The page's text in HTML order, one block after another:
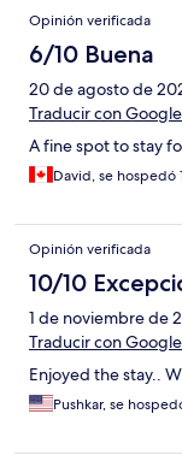
Opinión verificada
6/10 Buena
20 de agosto de
Traducir con Google
A fine spot to stay
David, se hospedó
Opinión verificada
10/10
1 de noviembre de
Traducir con Google
Enjoyed the stay..
Pushkar, se